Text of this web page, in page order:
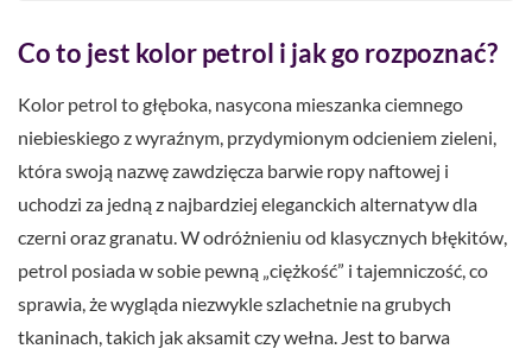
Co to jest kolor petrol i jak go rozpoznać?
Kolor petrol to głęboka, nasycona mieszanka ciemnego
niebieskiego z wyraźnym, przydymionym odcieniem zieleni,
która swoją nazwę zawdzięcza barwie ropy naftowej i
uchodzi za jedną z najbardziej eleganckich alternatyw dla
czerni oraz granatu. W odróżnieniu od klasycznych błękitów,
petrol posiada w sobie pewną „ciężkość” i tajemniczość, co
sprawia, że wygląda niezwykle szlachetnie na grubych
tkaninach, takich jak aksamit czy wełna. Jest to barwa